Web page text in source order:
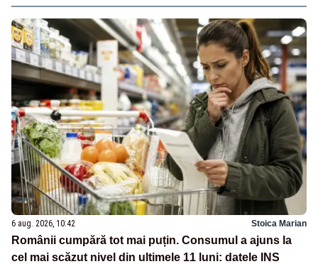
6 aug. 2026, 10:42 Stoica Marian
Românii cumpără tot mai puțin. Consumul a ajuns la
cel mai scăzut nivel din ultimele 11 luni: datele INS